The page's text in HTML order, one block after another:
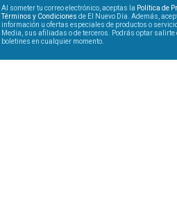
Al someter tu correo electrónico, aceptas la Política de
Términos y Condiciones de El Nuevo Día. Además,
información u ofertas especiales de productos o
Media, sus afiliadas o de terceros. Podrás optar salirte
boletines en cualquier momento.